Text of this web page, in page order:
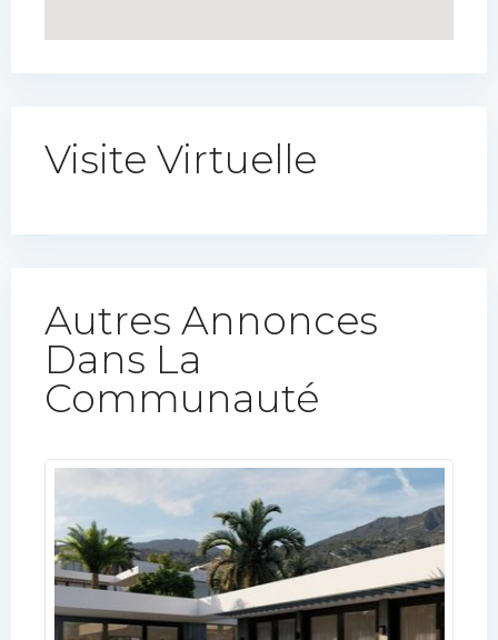
Visite Virtuelle
Autres Annonces
Dans La
Communauté​